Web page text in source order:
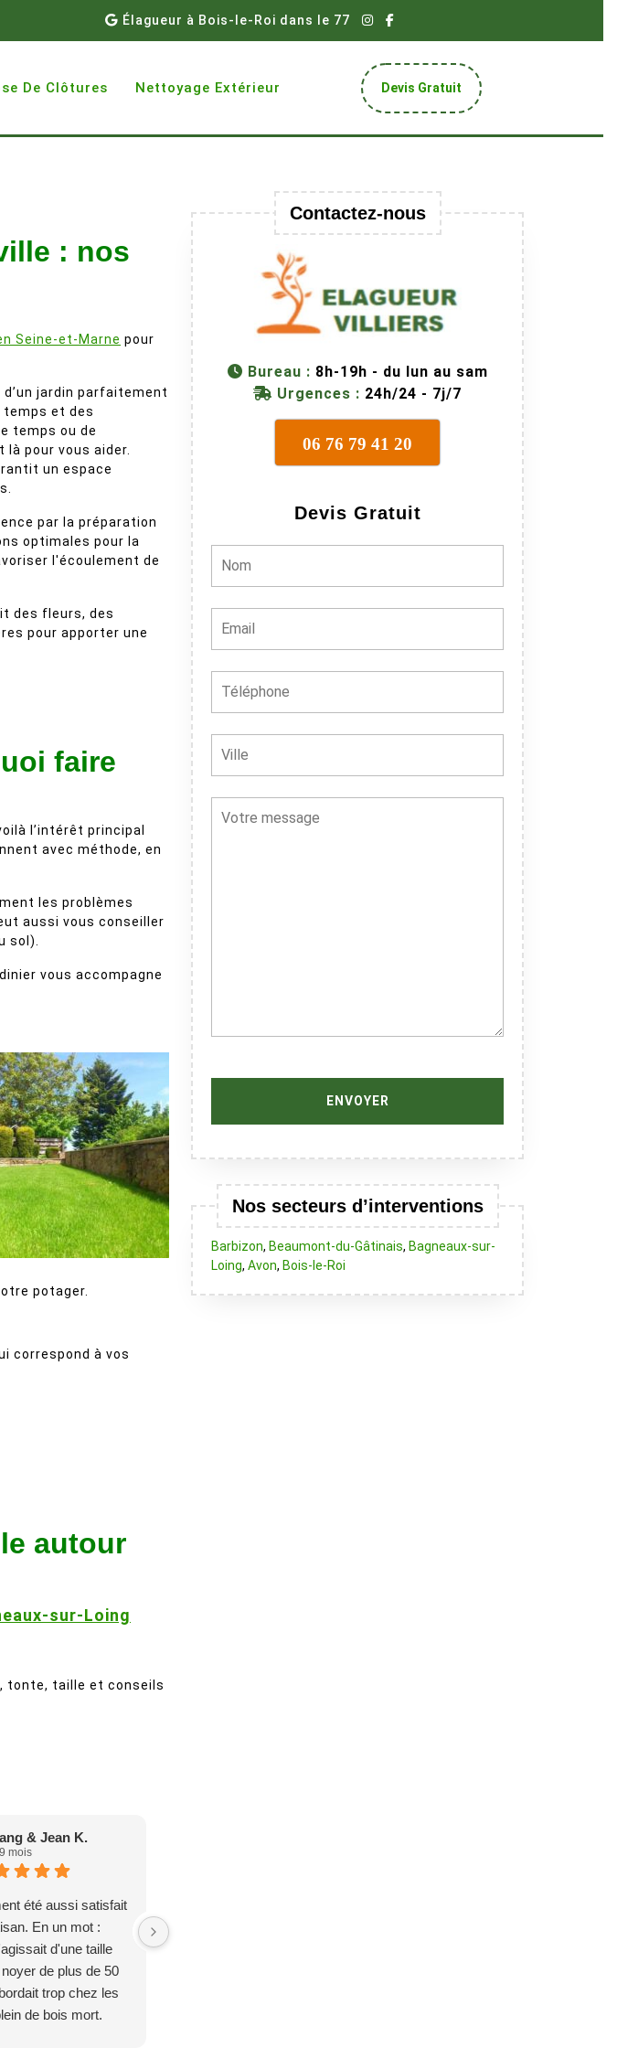
Élagueur à Bois-le-Roi dans le 77
De Clôtures Nettoyage Extérieur Devis Gratuit Get
A
: nos
Seine-et-Marne pour
jardin parfaitement
temps et des
temps ou de
pour vous aider.
un espace
par la préparation
optimales pour la
l'écoulement de
des fleurs, des
pour apporter une
faire
l’intérêt principal
avec méthode, en
les problèmes
aussi vous conseiller
sol).
vous accompagne
potager.
correspond à vos
autour
sur-Loing
tonte, taille et conseils
& Jean K.
mois
été aussi satisfait
En un mot :
d'une taille
de plus de 50
trop chez les
de bois mort.
Contactez-nous
Bureau : 8h-19h - du lun au sam
Urgences : 24h/24 - 7j/7
06 76 79 41 20
Devis Gratuit
Nos secteurs d’interventions
Barbizon, Beaumont-du-Gâtinais, Bagneaux-sur-
Loing, Avon, Bois-le-Roi